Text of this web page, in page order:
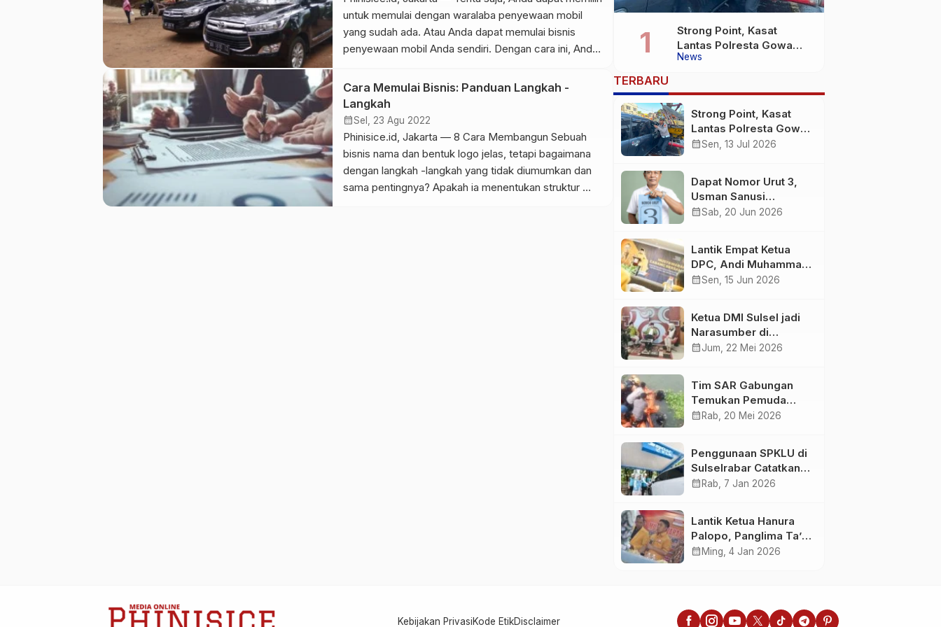
untuk memulai dengan waralaba penyewaan mobil
yang sudah ada. Atau Anda dapat memulai bisnis
penyewaan mobil Anda sendiri. Dengan cara ini, Anda
menunjukkan bahwa ia menghasilkan uang ke
konfigurasi yang paling tepat dengan lokasinya dan
ukuran bisnis yang diinginkan. Mengapa Anda […]
Cara Memulai Bisnis: Panduan Langkah -
Langkah
calendar_monthSel, 23 Agu 2022
Phinisice.id, Jakarta — 8 Cara Membangun Sebuah
bisnis nama dan bentuk logo jelas, tetapi bagaimana
dengan langkah -langkah yang tidak diumumkan dan
sama pentingnya? Apakah ia menentukan struktur
News
Strong Point, Kasat
Lantas Polresta Gowa
Sigap Bantu Korban
TERBARU
Strong Point, Kasat
Lantas Polresta Gowa
Sigap Bantu Korban
calendar_monthSen, 13 Jul 2026
Dapat Nomor Urut 3,
Usman Sanusi
Komitmen Jadikan
calendar_monthSab, 20 Jun 2026
Lantik Empat Ketua
DPC, Andi Muhammad
: Harus Bermental
calendar_monthSen, 15 Jun 2026
Ketua DMI Sulsel jadi
Narasumber di
Kompas Tv
calendar_monthJum, 22 Mei 2026
Tim SAR Gabungan
Temukan Pemuda
Loncat ke Sungai
calendar_month Rab, 20 Mei 2026
Penggunaan SPKLU di
Sulselrabar Catatkan
Kenaikan Tiga Kali
calendar_month Rab, 7 Jan 2026
Lantik Ketua Hanura
Palopo, Panglima Ta’ :
Jabatan adalah
calendar_month Ming, 4 Jan 2026
Kebijakan PrivasiKode EtikDisclaimer